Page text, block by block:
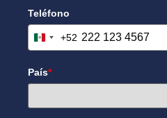
Teléfono
Mexico +52
+52
País*